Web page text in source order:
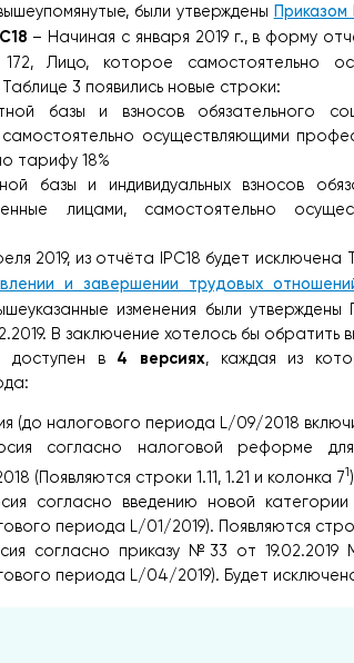
были утверждены
– Начиная с января 2019 г., в форму
Лицо, которое самостоятельно
3 появились новые строки:
базы и взносов обязательного
осуществляющими
тарифу 18%
базы и индивидуальных взносов
лицами, самостоятельно
2019, из отчёта IPC18 будет
и завершении трудовых
изменения были утверждены
В заключение хотелось бы обратить
доступен в 4 версиях, каждая из
(до налогового периода L/09/2018
согласно налоговой реформе
(Появляются строки 1.11, 1.21 и колонка 71
согласно введению новой
периода L/01/2019). Появляются
согласно приказу №33 от 19.02.2019
периода L/04/2019). Будет